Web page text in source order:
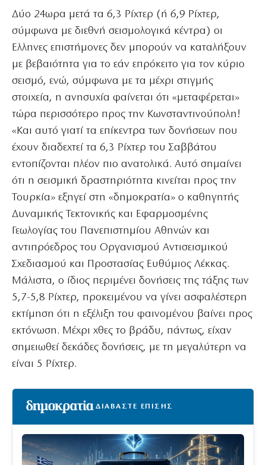
Δύο 24ωρα μετά τα 6,3 Ρίχτερ (ή 6,9 Ρίχτερ,
σύμφωνα με διεθνή σεισμολογικά κέντρα) οι
Ελληνες επιστήμονες δεν μπορούν να καταλήξουν
με βεβαιότητα για το εάν επρόκειτο για τον κύριο
σεισμό, ενώ, σύμφωνα με τα μέχρι στιγμής
στοιχεία, η ανησυχία φαίνεται ότι «μεταφέρεται»
τώρα περισσότερο προς την Κωνσταντινούπολη!
«Και αυτό γιατί τα επίκεντρα των δονήσεων που
έχουν διαδεχτεί τα 6,3 Ρίχτερ του Σαββάτου
εντοπίζονται πλέον πιο ανατολικά. Αυτό σημαίνει
ότι η σεισμική δραστηριότητα κινείται προς την
Τουρκία» εξηγεί στη «δημοκρατία» ο καθηγητής
Δυναμικής Τεκτονικής και Εφαρμοσμένης
Γεωλογίας του Πανεπιστημίου Αθηνών και
αντιπρόεδρος του Οργανισμού Αντισεισμικού
Σχεδιασμού και Προστασίας Ευθύμιος Λέκκας.
Μάλιστα, ο ίδιος περιμένει δονήσεις της τάξης των
5,7-5,8 Ρίχτερ, προκειμένου να γίνει ασφαλέστερη
εκτίμηση ότι η εξέλιξη του φαινομένου βαίνει προς
εκτόνωση. Μέχρι χθες το βράδυ, πάντως, είχαν
σημειωθεί δεκάδες δονήσεις, με τη μεγαλύτερη να
είναι 5 Ρίχτερ.
ΔΙΑΒΑΣΤΕ ΕΠΙΣΗΣ